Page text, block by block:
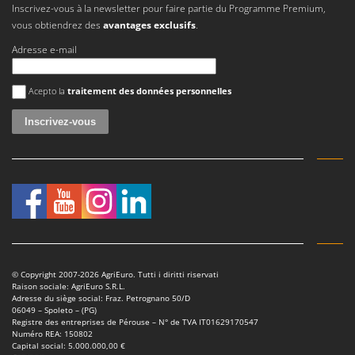
Scies alternatives à batterie
Scies de jardin télescopiques
Sécateurs électriques à batterie
Sécateurs et Échenilloirs manuels
Sécateurs pneumatiques
Semoirs et Épandeurs d'engrais
Soufreuses - Poudreuses à dos
Soufreuses - Poudreuses pour tracteur
Taille-haies à bras pour tracteur
Tarières
Tondeuses à Gazon
Intex
ITM
J JOLLY ITALIA
Kasco
Kemper
Keter
KitchenAid
Komo
L
Laica
Inscrivez-vous à la newsletter pour faire partie du Programme Premium,
vous obtiendrez des avantages exclusifs.
Adresse e-mail
Une erreur est survenue
Acepto la traitement des données personnelles
© Copyright 2007-2026 AgriEuro. Tutti i diritti riservati
Raison sociale: AgriEuro S.R.L.
Adresse du siège social: Fraz. Petrognano 50/D
06049 – Spoleto – (PG)
Registre des entreprises de Pérouse – N° de TVA IT01629170547
Numéro REA: 150802
Capital social: 5.000.000,00 €